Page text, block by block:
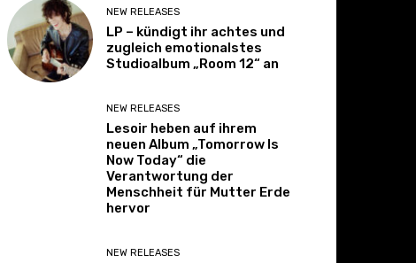
NEW RELEASES
LP – kündigt ihr achtes und
zugleich emotionalstes
Studioalbum „Room 12“ an
NEW RELEASES
Lesoir heben auf ihrem
neuen Album „Tomorrow Is
Now Today“ die
Verantwortung der
Menschheit für Mutter Erde
hervor
NEW RELEASES